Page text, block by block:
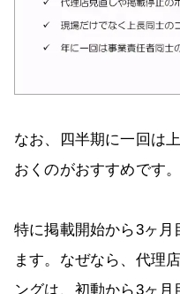
なお、四半期に一回は
おくのがおすすめです。
特に掲載開始から3ヶ月
ます。なぜなら、代理
ングは、初動から3ヶ